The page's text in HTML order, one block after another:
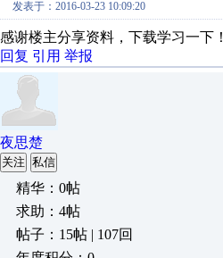
发表于：2016-03-23 10:09:20
感谢楼主分享资料，下载学习一下！
回复 引用 举报
夜思楚
关注 私信
精华：0帖
求助：4帖
帖子：15帖 | 107回